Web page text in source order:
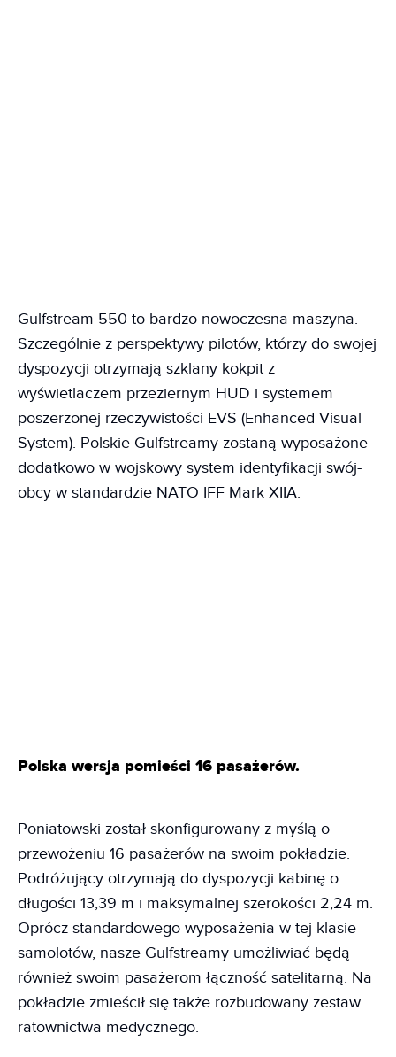
Gulfstream 550 to bardzo nowoczesna maszyna.
Szczególnie z perspektywy pilotów, którzy do swojej
dyspozycji otrzymają szklany kokpit z
wyświetlaczem przeziernym HUD i systemem
poszerzonej rzeczywistości EVS (Enhanced Visual
System). Polskie Gulfstreamy zostaną wyposażone
dodatkowo w wojskowy system identyfikacji swój-
obcy w standardzie NATO IFF Mark XIIA.
Polska wersja pomieści 16 pasażerów.
Poniatowski został skonfigurowany z myślą o
przewożeniu 16 pasażerów na swoim pokładzie.
Podróżujący otrzymają do dyspozycji kabinę o
długości 13,39 m i maksymalnej szerokości 2,24 m.
Oprócz standardowego wyposażenia w tej klasie
samolotów, nasze Gulfstreamy umożliwiać będą
również swoim pasażerom łączność satelitarną. Na
pokładzie zmieścił się także rozbudowany zestaw
ratownictwa medycznego.